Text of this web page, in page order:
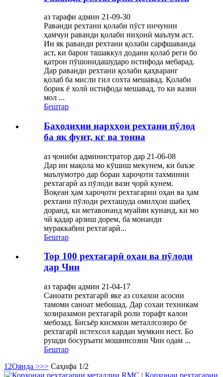
аз тарафи админ 21-09-30
Раванди рехтани қолаби пӯст инчунин
ҳамчун раванди қолаби ниҳонӣ маълум аст.
Ин як раванди рехтани қолаби сарфшаванда
аст, ки барои ташаккул додани қолаб реги бо
қатрон пӯшонидашударо истифода мебарад.
Дар раванди рехтани қолаби қаҳваранг
қолаб ба мисли гил сохта мешавад. Қолаби
борик ё холӣ истифода мешавад, то ки вазни
мол ...
Бештар
Баҳодиҳии нархҳои рехтани пӯлод
ба як фунт, кг ва тонна
аз ҷониби администратор дар 21-06-08
Дар ин мақола мо кӯшиш мекунем, ки баъзе
маълумотро дар бораи хароҷоти тахминии
рехтагарӣ аз пӯлоди вазн ҷорӣ кунем.
Воқеан ҳам хароҷоти рехтагарии оҳан ва ҳам
рехтани пӯлоди рехташуда омилҳои шабеҳ
доранд, ки метавонанд муайян кунанд, ки мо
чӣ қадар арзиш дорем, ба монанди
мураккабии рехтагарӣ...
Бештар
Top 100 рехтагарӣ оҳан ва пӯлоди
дар Чин
аз тарафи админ 21-04-17
Саноати рехтагарй яке аз сохахои асосии
тамоми саноат мебошад. Дар сохаи техникам
хозиразамон рехтагарй роли торафт калон
мебозад. Бисьёр кисмхои металлсозиро бе
рехтагарй истехсол кардан мумкин нест. Бо
рушди босуръати мошинсозии Чин одам ...
Бештар
1 2Оянда >>> Саҳифа 1/2